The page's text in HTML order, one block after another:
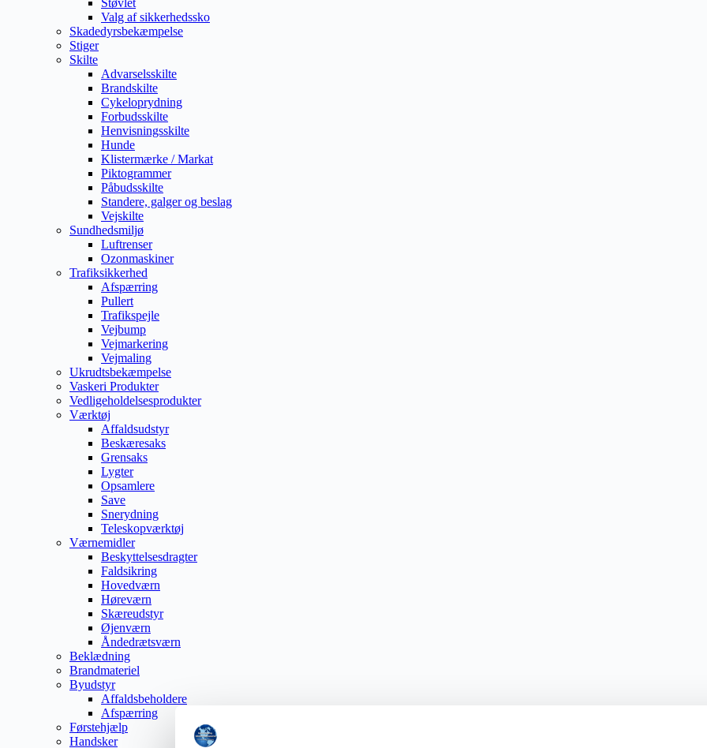
Valg af sikkerhedssko
Skadedyrsbekæmpelse
Stiger
Skilte
Advarselsskilte
Brandskilte
Cykeloprydning
Forbudsskilte
Henvisningsskilte
Hunde
Klistermærke / Markat
Piktogrammer
Påbudsskilte
Standere, galger og beslag
Vejskilte
Sundhedsmiljø
Luftrenser
Ozonmaskiner
Trafiksikkerhed
Afspærring
Pullert
Trafikspejle
Vejbump
Vejmarkering
Vejmaling
Ukrudtsbekæmpelse
Vaskeri Produkter
Vedligeholdelsesprodukter
Værktøj
Affaldsudstyr
Beskæresaks
Grensaks
Lygter
Opsamlere
Save
Snerydning
Teleskopværktøj
Værnemidler
Beskyttelsesdragter
Faldsikring
Hovedværn
Høreværn
Skæreudstyr
Øjenværn
Åndedrætsværn
Beklædning
Brandmateriel
Byudstyr
Affaldsbeholdere
Afspærring
Førstehjælp
Handsker